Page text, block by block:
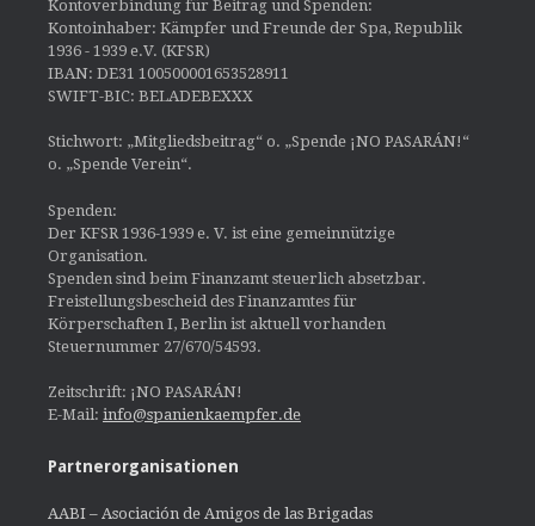
Kontoverbindung für Beitrag und Spenden:
Kontoinhaber: Kämpfer und Freunde der Spa, Republik
1936 - 1939 e.V. (KFSR)
IBAN: DE31 100500001653528911
SWIFT-BIC: BELADEBEXXX
Stichwort: „Mitgliedsbeitrag“ o. „Spende ¡NO PASARÁN!“
o. „Spende Verein“.
Spenden:
Der KFSR 1936-1939 e. V. ist eine gemeinnützige
Organisation.
Spenden sind beim Finanzamt steuerlich absetzbar.
Freistellungsbescheid des Finanzamtes für
Körperschaften I, Berlin ist aktuell vorhanden
Steuernummer 27/670/54593.
Zeitschrift: ¡NO PASARÁN!
E-Mail: info@spanienkaempfer.de
Partnerorganisationen
AABI – Asociación de Amigos de las Brigadas